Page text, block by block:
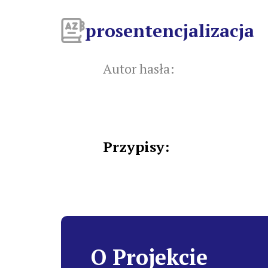
prosentencjalizacja
Autor hasła:
Przypisy:
O Projekcie